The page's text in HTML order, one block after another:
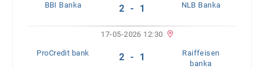
BBI Banka 2 - 1 NLB Banka
17-05-2026 12:30
ProCredit bank 2 - 1
Raiffeisen
banka